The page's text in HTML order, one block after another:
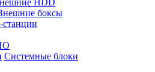
HDD
боксы
станции
Системные блоки